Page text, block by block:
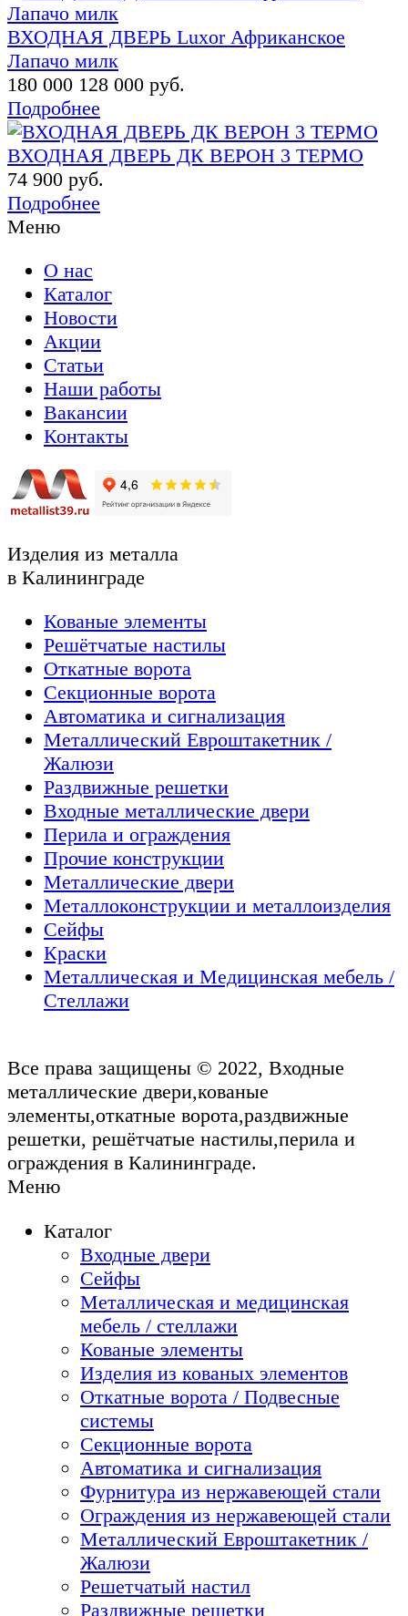
ВХОДНАЯ ДВЕРЬ Luxor Африканское
Лапачо милк
180 000 128 000 руб.
Подробнее
ВХОДНАЯ ДВЕРЬ ДК ВЕРОН 3 ТЕРМО
74 900 руб.
Подробнее
Меню
О нас
Каталог
Новости
Акции
Статьи
Наши работы
Вакансии
Контакты
Изделия из металла
в Калининграде
Кованые элементы
Решётчатые настилы
Откатные ворота
Секционные ворота
Автоматика и сигнализация
Металлический Евроштакетник /
Жалюзи
Раздвижные решетки
Входные металлические двери
Перила и ограждения
Прочие конструкции
Металлические двери
Металлоконструкции и металлоизделия
Сейфы
Краски
Металлическая и Медицинская мебель /
Стеллажи
Все права защищены © 2022, Входные
металлические двери,кованые
элементы,откатные ворота,раздвижные
решетки, решётчатые настилы,перила и
ограждения в Калининграде.
Меню
Каталог
Входные двери
Сейфы
Металлическая и медицинская
мебель / стеллажи
Кованые элементы
Изделия из кованых элементов
Откатные ворота / Подвесные
системы
Секционные ворота
Автоматика и сигнализация
Фурнитура из нержавеющей стали
Ограждения из нержавеющей стали
Металлический Евроштакетник /
Жалюзи
Решетчатый настил
Раздвижные решетки